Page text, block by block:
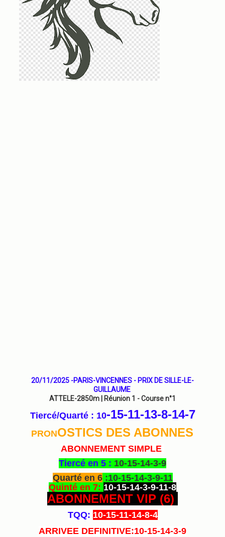
20/11/2025 -PARIS-VINCENNES - PRIX DE SILLE-LE-
GUILLAUME
ATTELE-2850m | Réunion 1 - Course n°1
Tiercé/Quarté : 10-15-11-13-8-14-7
PRONOSTICS DES ABONNES
ABONNEMENT SIMPLE
Tiercé en 5 : 10-15-14-3-9
Quarté en 6:10-15-14-3-9-11
Quinté en 7: 10-15-14-3-9-11-8
ABONNEMENT VIP (6)
TQQ: 10-15-11-14-8-4
ARRIVEE DEFINITIVE:10-15-14-3-9